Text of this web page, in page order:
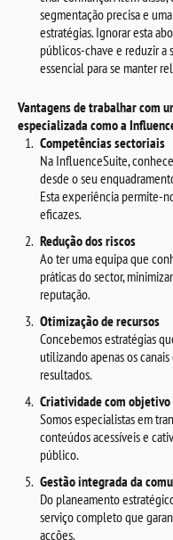
segmentação precisa e
estratégias. Ignorar esta
públicos-chave e reduzir a
essencial para se manter
Vantagens de trabalhar com
especializada como a
Competências sectoriais
Na InfluenceSuite,
desde o seu
Esta experiência permite-
eficazes.
Redução dos riscos
Ao ter uma equipa que
práticas do sector,
reputação.
Otimização de recursos
Concebemos estratégias
utilizando apenas os
resultados.
Criatividade com objetivo
Somos especialistas em
conteúdos acessíveis e
público.
Gestão integrada da
Do planeamento
serviço completo que
acções.